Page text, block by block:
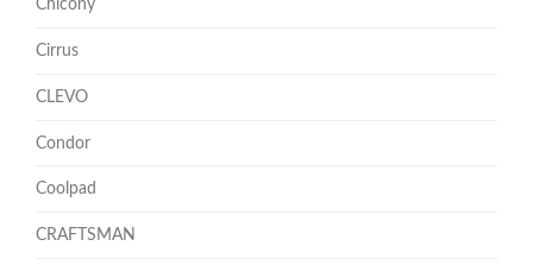
Chicony
Cirrus
CLEVO
Condor
Coolpad
CRAFTSMAN